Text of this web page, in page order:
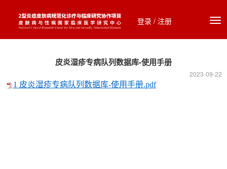
登录 / 注册
皮炎湿疹专病队列数据库-使用手册
2023-09-22
1 皮炎湿疹专病队列数据库-使用手册.pdf